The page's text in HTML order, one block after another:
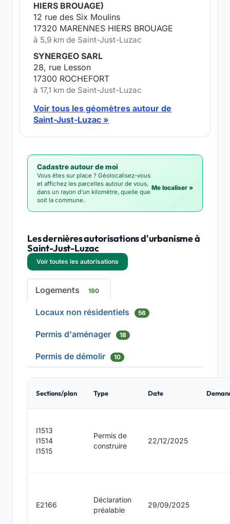
HIERS BROUAGE)
12 rue des Six Moulins
17320 MARENNES HIERS BROUAGE
à 5,9 km de Saint-Just-Luzac
SYNERGEO SARL
28, rue Lesson
17300 ROCHEFORT
à 17,1 km de Saint-Just-Luzac
Voir tous les géomètres autour de
Saint-Just-Luzac »
Cadastre autour de moi
Vous êtes sur place ? Géolocalisez-vous
et affichez les parcelles autour de vous,
dans un rayon d'un kilomètre, quelle que
soit la commune.
Me localiser »
Les dernières autorisations d'urbanisme à
Saint-Just-Luzac
Voir toutes les autorisations
Logements 190
Locaux non résidentiels 56
Permis d'aménager 18
Permis de démolir 10
Sections/plan Type Date
I1513
I1514
I1515
Permis de
construire
22/12/2025
E2166
Déclaration
préalable
29/09/2025